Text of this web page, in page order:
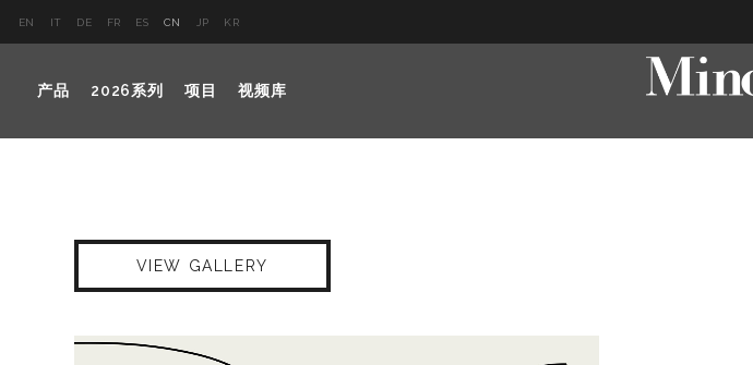
EN IT DE FR ES CN JP KR
产品 2026系列 项目 视频库
VIEW GALLERY